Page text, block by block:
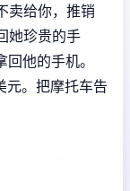
卖给你，推销
她珍贵的手
他的手机。
元。把摩托车告